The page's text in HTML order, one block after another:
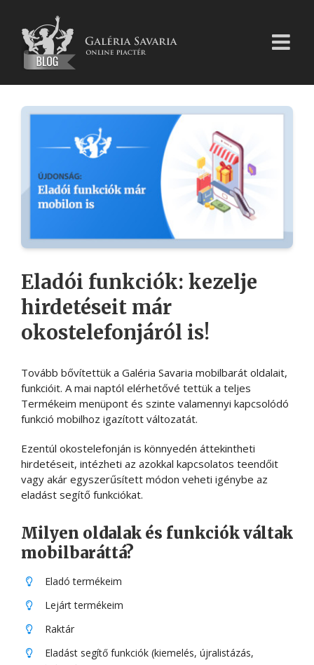
Eladói funkciók: kezelje
hirdetéseit már
okostelefonjáról is!
Tovább bővítettük a Galéria Savaria mobilbarát oldalait,
funkcióit. A mai naptól elérhetővé tettük a teljes
Termékeim menüpont és szinte valamennyi kapcsolódó
funkció mobilhoz igazított változatát.
Ezentúl okostelefonján is könnyedén áttekintheti
hirdetéseit, intézheti az azokkal kapcsolatos teendőit
vagy akár egyszerűsített módon veheti igénybe az
eladást segítő funkciókat.
Milyen oldalak és funkciók váltak
mobilbaráttá?
Eladó termékeim
Lejárt termékeim
Raktár
Eladást segítő funkciók (kiemelés, újralistázás,